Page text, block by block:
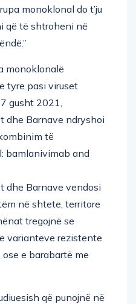
monoklonal do t’ju
që të shtroheni në
monoklonalë
tyre pasi viruset
gusht 2021,
dhe Barnave ndryshoi
të
bamlanivimab and
dhe Barnave vendosi
në shtete, territore
tregojnë se
varianteve rezistente
e barabartë me
që punojnë në